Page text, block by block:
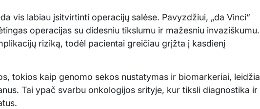
vis labiau įsitvirtinti operacijų salėse. Pavyzdžiui, „da Vinci“
operacijas su didesniu tikslumu ir mažesniu invaziškumu.
riziką, todėl pacientai greičiau grįžta į kasdienį
tokios kaip genomo sekos nustatymas ir biomarkeriai, leidžia
Tai ypač svarbu onkologijos srityje, kur tiksli diagnostika ir